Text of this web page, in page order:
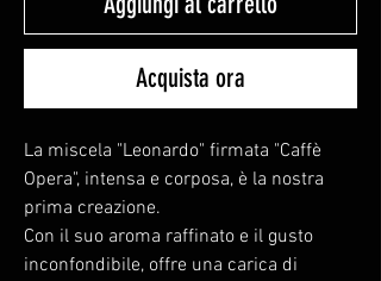
Acquista ora
La miscela "Leonardo" firmata "Caffè
Opera", intensa e corposa, è la nostra
prima creazione.
Con il suo aroma raffinato e il gusto
inconfondibile, offre una carica di